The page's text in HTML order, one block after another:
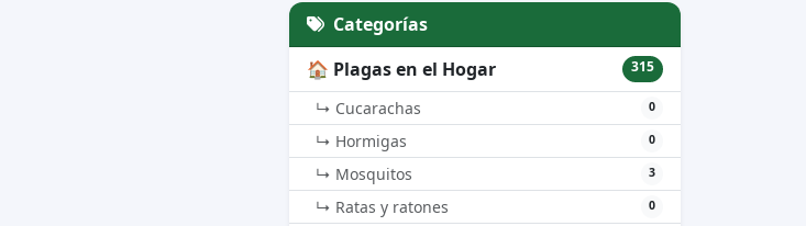
Categorías
🏠 Plagas en el Hogar
315
↳ Cucarachas 0
↳ Hormigas 0
↳ Mosquitos 3
↳ Ratas y ratones 0